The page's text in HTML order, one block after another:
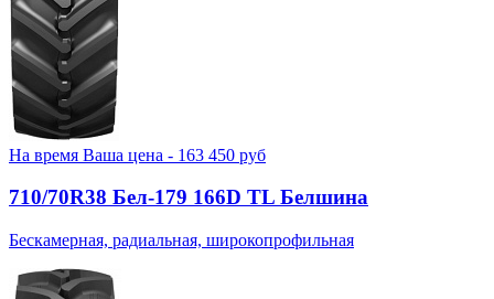
На время Ваша цена - 163 450 руб
710/70R38 Бел-179 166D TL Белшина
Бескамерная, радиальная, широкопрофильная